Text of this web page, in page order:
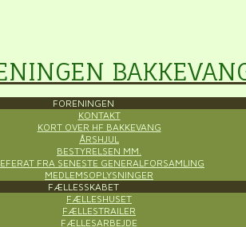
FORENINGEN
KONTAKT
KORT OVER HF BAKKEVANG
ÅRSHJUL
BESTYRELSEN MM.
FRA SENESTE GENERALFORSAMLING
MEDLEMSOPLYSNINGER
FÆLLESSKABET
FÆLLESHUSET
FÆLLESTRAILER
FÆLLESARBEJDE